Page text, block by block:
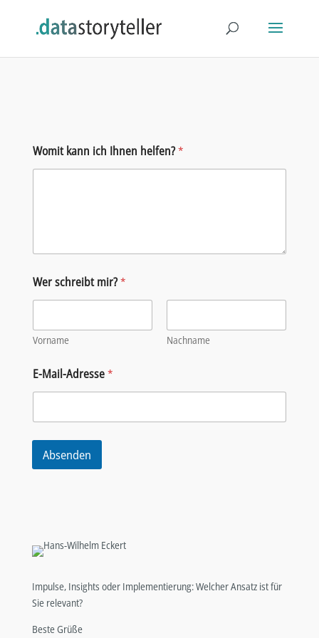
Womit kann ich Ihnen helfen?*
Wer schreibt mir?*
Vorname Nachname
E-Mail-Adresse*
Absenden
Impulse, Insights oder Implementierung: Welcher Ansatz ist für
Sie relevant?
Beste Grüße